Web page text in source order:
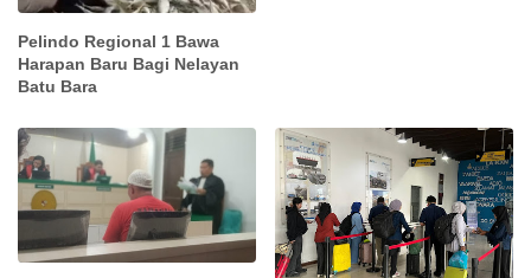
Pelindo Regional 1 Bawa
Harapan Baru Bagi Nelayan
Batu Bara